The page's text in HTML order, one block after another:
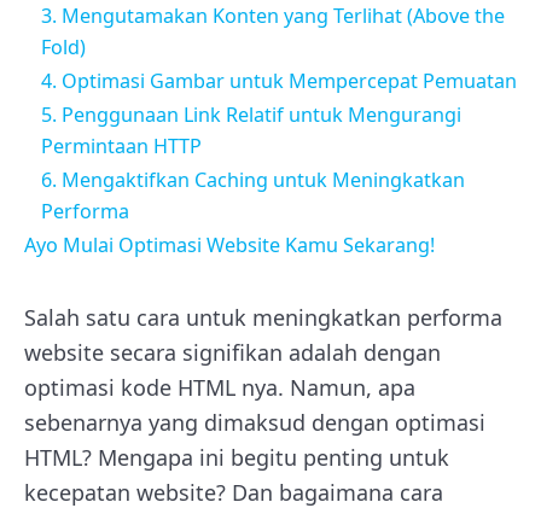
3. Mengutamakan Konten yang Terlihat (Above the
Fold)
4. Optimasi Gambar untuk Mempercepat Pemuatan
5. Penggunaan Link Relatif untuk Mengurangi
Permintaan HTTP
6. Mengaktifkan Caching untuk Meningkatkan
Performa
Ayo Mulai Optimasi Website Kamu Sekarang!
Salah satu cara untuk meningkatkan performa
website secara signifikan adalah dengan
optimasi kode HTML nya. Namun, apa
sebenarnya yang dimaksud dengan optimasi
HTML? Mengapa ini begitu penting untuk
kecepatan website? Dan bagaimana cara